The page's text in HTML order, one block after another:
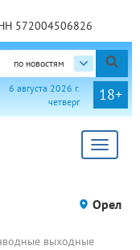
572004506826
по новостям
18+
6 августа 2026 г.
четверг
Toggle
Орел
выходные